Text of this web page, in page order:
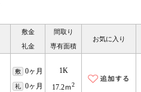
敷金
礼金
間取り
専有面積
お気に入り
敷 0ヶ月
礼 0ヶ月
1K
17.2ｍ2